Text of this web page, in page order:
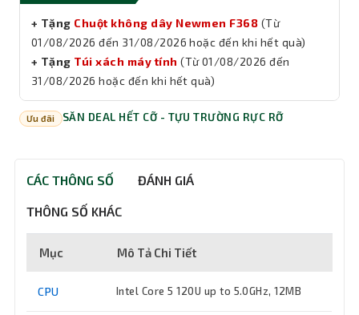
+ Tặng Chuột không dây Newmen F368 (Từ
01/08/2026 đến 31/08/2026hoặc đến khi hết quà)
+ Tặng Túi xách máy tính (Từ01/08/2026 đến
31/08/2026 hoặc đến khi hết quà)
Ưu đãi SĂN DEAL HẾT CỠ - TỰU TRƯỜNG RỰC RỠ
CÁC THÔNG SỐ ĐÁNH GIÁ
THÔNG SỐ KHÁC
Mục Mô Tả Chi Tiết
CPU Intel Core 5 120U up to 5.0GHz, 12MB